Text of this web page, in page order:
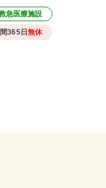
急医療施設
365日 無休